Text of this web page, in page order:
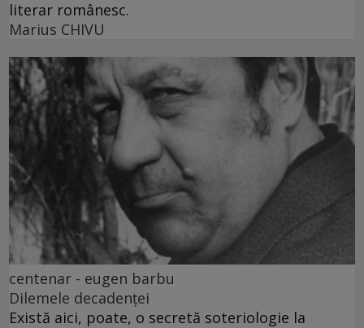
literar românesc.
Marius CHIVU
centenar - eugen barbu
Dilemele decadenței
Există aici, poate, o secretă soteriologie la